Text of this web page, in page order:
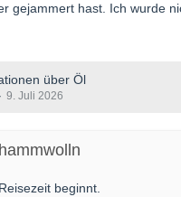
gejammert hast. Ich wurde
über Öl
9. Juli 2026
beginnt.